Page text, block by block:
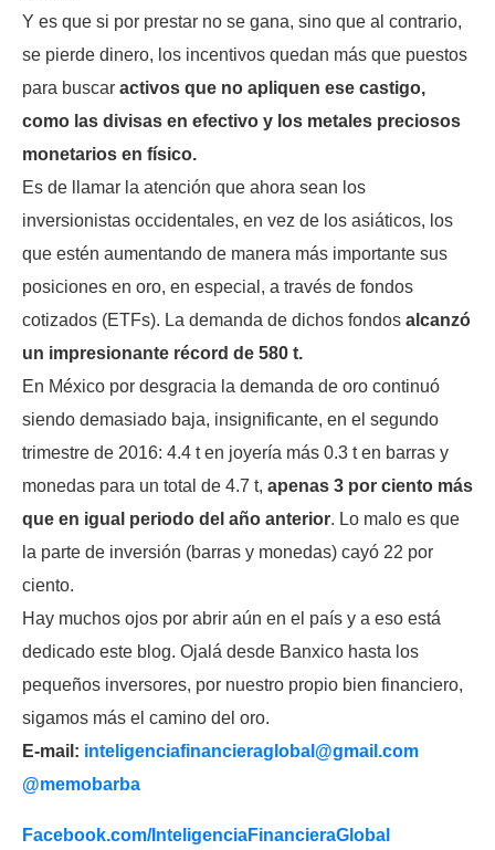
Y es que si por prestar no se gana, sino que al contrario,
se pierde dinero, los incentivos quedan más que puestos
para buscar activos que no apliquen ese castigo,
como las divisas en efectivo y los metales preciosos
monetarios en físico.
Es de llamar la atención que ahora sean los
inversionistas occidentales, en vez de los asiáticos, los
que estén aumentando de manera más importante sus
posiciones en oro, en especial, a través de fondos
cotizados (ETFs). La demanda de dichos fondos alcanzó
un impresionante récord de 580 t.
En México por desgracia la demanda de oro continuó
siendo demasiado baja, insignificante, en el segundo
trimestre de 2016: 4.4 t en joyería más 0.3 t en barras y
monedas para un total de 4.7 t, apenas 3 por ciento más
que en igual periodo del año anterior. Lo malo es que
la parte de inversión (barras y monedas) cayó 22 por
ciento.
Hay muchos ojos por abrir aún en el país y a eso está
dedicado este blog. Ojalá desde Banxico hasta los
pequeños inversores, por nuestro propio bien financiero,
sigamos más el camino del oro.
E-mail: inteligenciafinancieraglobal@gmail.com
@memobarba
Facebook.com/InteligenciaFinancieraGlobal